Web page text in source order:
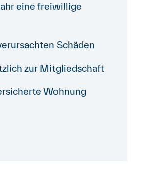
eine freiwillige
Schäden
zur Mitgliedschaft
Wohnung